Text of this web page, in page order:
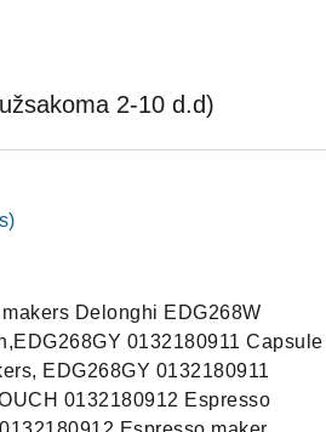
2-10 d.d)
Delonghi EDG268W
0132180911 Capsule
EDG268GY 0132180911
0132180912 Espresso